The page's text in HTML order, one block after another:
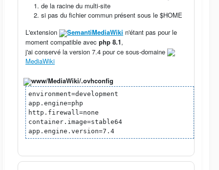
de la racine du multi-site
si pas du fichier commun présent sous le $HOME
L'extension
SemantiMediaWiki n'étant pas pour le
moment compatible avec php 8.1,
j'ai conservé la version 7.4 pour ce sous-domaine
MediaWiki
www/MediaWiki/.ovhconfig
environment=development
app.engine=php
http.firewall=none
container.image=stable64
app.engine.version=7.4